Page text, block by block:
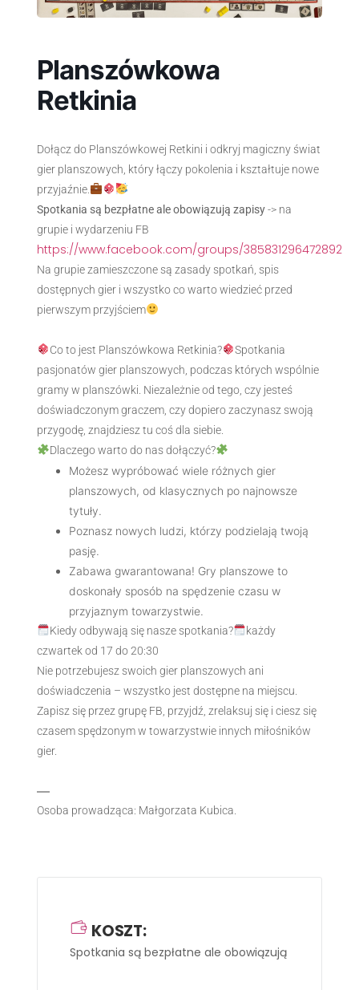
Planszówkowa
Retkinia
Dołącz do Planszówkowej Retkini i odkryj magiczny świat
gier planszowych, który łączy pokolenia i kształtuje nowe
przyjaźnie.
Spotkania są bezpłatne ale obowiązują zapisy-> na
grupie i wydarzeniu FB
https://www.facebook.com/groups/385831296472892
Na grupie zamieszczone są zasady spotkań, spis
dostępnych gier i wszystko co warto wiedzieć przed
pierwszym przyjściem
Co to jest Planszówkowa Retkinia?
Spotkania
pasjonatów gier planszowych, podczas których wspólnie
gramy w planszówki. Niezależnie od tego, czy jesteś
doświadczonym graczem, czy dopiero zaczynasz swoją
przygodę, znajdziesz tu coś dla siebie.
Dlaczego warto do nas dołączyć?
Możesz wypróbować wiele różnych gier
planszowych, od klasycznych po najnowsze
tytuły.
Poznasz nowych ludzi, którzy podzielają twoją
pasję.
Zabawa gwarantowana! Gry planszowe to
doskonały sposób na spędzenie czasu w
przyjaznym towarzystwie.
Kiedy odbywają się nasze spotkania?
każdy
czwartek od 17 do 20:30
Nie potrzebujesz swoich gier planszowych ani
doświadczenia – wszystko jest dostępne na miejscu.
Zapisz się przez grupę FB, przyjdź, zrelaksuj się i ciesz się
czasem spędzonym w towarzystwie innych miłośników
gier.
—
Osoba prowadząca: Małgorzata Kubica.
KOSZT:
Spotkania są bezpłatne ale obowiązują zapisy